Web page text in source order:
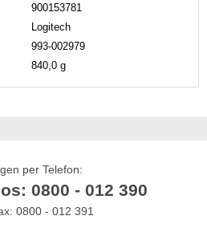
900153781
Logitech
993-002979
840,0 g
per Telefon:
0800 - 012 390
0800 - 012 391